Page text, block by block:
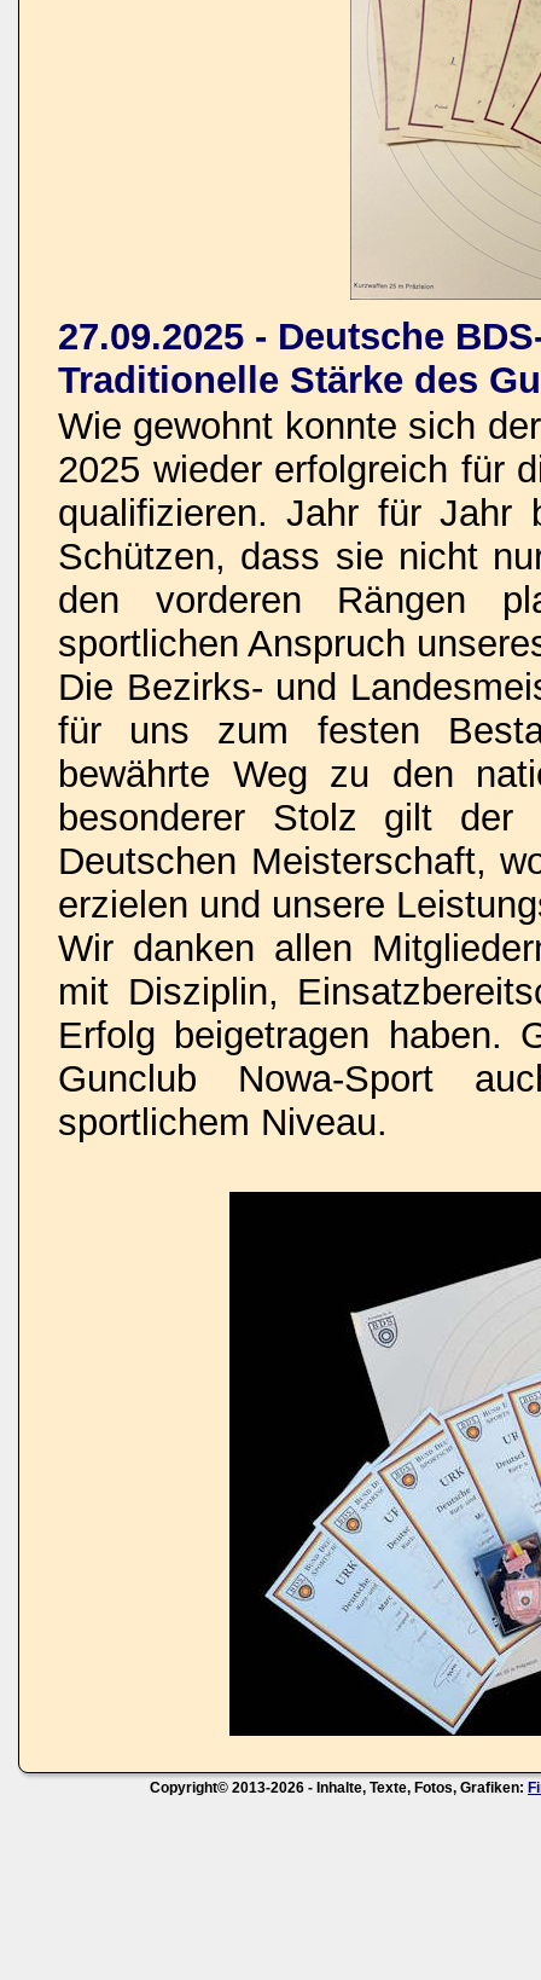
27.09.2025 - Deutsche
Traditionelle Stärke des
Wie gewohnt konnte sich
2025 wieder erfolgreich für
qualifizieren. Jahr für Jahr
Schützen, dass sie nicht
den vorderen Rängen
sportlichen Anspruch
Die Bezirks- und
für uns zum festen
bewährte Weg zu den
besonderer Stolz gilt der
Deutschen Meisterschaft,
erzielen und unsere
Wir danken allen
mit Disziplin,
Erfolg beigetragen haben.
Gunclub Nowa-Sport
sportlichem Niveau.
Copyright© 2013-2026 - Inhalte, Texte, Fotos, Grafiken: